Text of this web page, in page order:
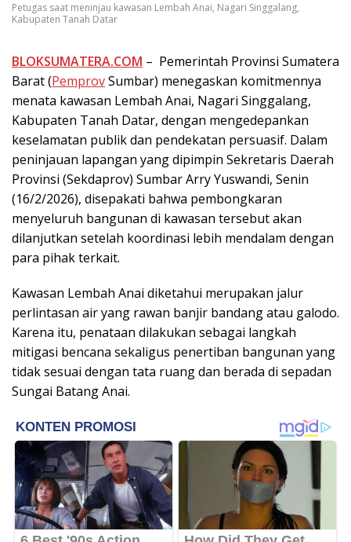
Petugas saat meninjau kawasan Lembah Anai, Nagari Singgalang,
Kabupaten Tanah Datar
BLOKSUMATERA.COM – Pemerintah Provinsi Sumatera
Barat (PemprovSumbar) menegaskan komitmennya
menata kawasan Lembah Anai, Nagari Singgalang,
Kabupaten Tanah Datar, dengan mengedepankan
keselamatan publik dan pendekatan persuasif. Dalam
peninjauan lapangan yang dipimpin Sekretaris Daerah
Provinsi (Sekdaprov) Sumbar Arry Yuswandi, Senin
(16/2/2026), disepakati bahwa pembongkaran
menyeluruh bangunan di kawasan tersebut akan
dilanjutkan setelah koordinasi lebih mendalam dengan
para pihak terkait.
Kawasan Lembah Anai diketahui merupakan jalur
perlintasan air yang rawan banjir bandang atau galodo.
Karena itu, penataan dilakukan sebagai langkah
mitigasi bencana sekaligus penertiban bangunan yang
tidak sesuai dengan tata ruang dan berada di sepadan
Sungai Batang Anai.